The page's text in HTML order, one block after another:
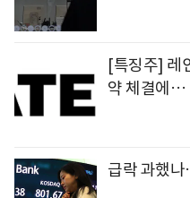
[특징주] 레
약 체결에…
급락 과했